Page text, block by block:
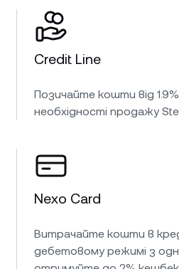
Credit Line
Позичайте кошти від 1.9%
необхідності продажу
Nexo Card
Витрачайте кошти в
дебетовому режимі з